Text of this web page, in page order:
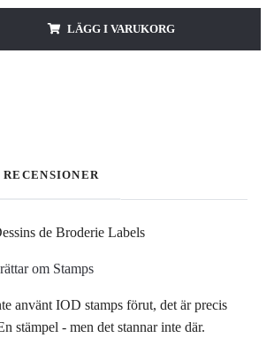
LÄGG I VARUKORG
RECENSIONER
de Broderie Labels
om Stamps
använt IOD stamps förut, det är precis
stämpel - men det stannar inte där.